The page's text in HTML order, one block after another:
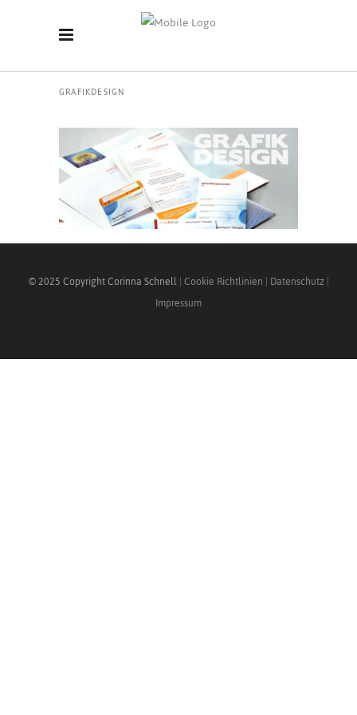
GRAFIKDESIGN
© 2025 Copyright Corinna Schnell|Cookie Richtlinien | Datenschutz|
Impressum